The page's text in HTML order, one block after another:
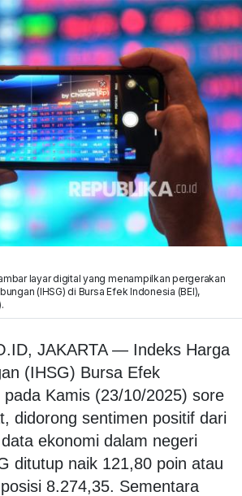
layar digital yang menampilkan pergerakan
(IHSG) di Bursa Efek Indonesia (BEI),
JAKARTA — Indeks Harga
(IHSG) Bursa Efek
Kamis (23/10/2025) sore
didorong sentimen positif dari
ekonomi dalam negeri
ditutup naik 121,80 poin atau
8.274,35. Sementara